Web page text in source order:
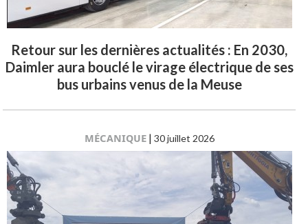
Retour sur les dernières actualités : En 2030,
Daimler aura bouclé le virage électrique de ses
bus urbains venus de la Meuse
MÉCANIQUE| 30 juillet 2026